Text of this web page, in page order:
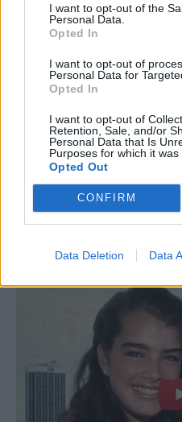
I want to opt-out of the
Personal Data.
Opted In
I want to opt-out of
Personal Data for
Opted In
I want to opt-out of
Retention, Sale, and/or
Personal Data that Is
Purposes for which it was
Opted Out
CONFIRM
Data Deletion Data